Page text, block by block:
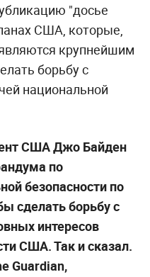
"досье
США, которые,
крупнейшим
борьбу с
национальной
США Джо Байден
по
безопасности по
сделать борьбу с
интересов
США. Так и сказал.
Guardian,